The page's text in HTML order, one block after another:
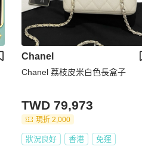
Chanel
Chanel 荔枝皮米白色長盒子
TWD 79,973
現折 2,000
狀況良好 香港 免運